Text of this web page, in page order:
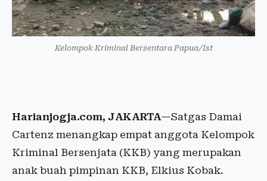
Kelompok Kriminal Bersentara Papua/Ist
Harianjogja.com, JAKARTA—Satgas Damai
Cartenz menangkap empat anggota Kelompok
Kriminal Bersenjata (KKB) yang merupakan
anak buah pimpinan KKB, Elkius Kobak.